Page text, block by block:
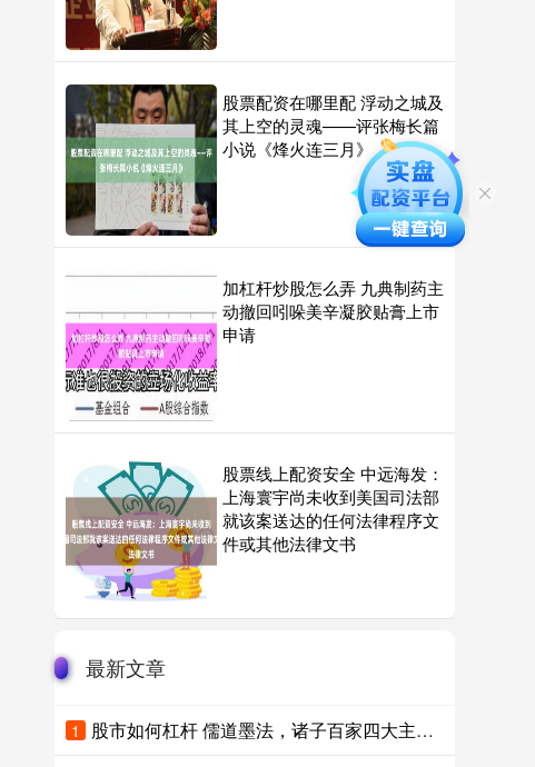
股票配资在哪里配 浮动之城及
其上空的灵魂——评张梅长篇
小说《烽火连三月》
加杠杆炒股怎么弄 九典制药主
动撤回吲哚美辛凝胶贴膏上市
申请
股票线上配资安全 中远海发：
上海寰宇尚未收到美国司法部
就该案送达的任何法律程序文
件或其他法律文书
最新文章
1
股市如何杠杆 儒道墨法，诸子百家四大主流，现代做人依然值得借鉴